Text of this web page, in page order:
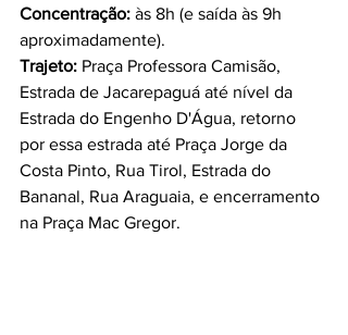
Concentração: às 8h (e saída às 9h
aproximadamente).
Trajeto: Praça Professora Camisão,
Estrada de Jacarepaguá até nível da
Estrada do Engenho D'Água, retorno
por essa estrada até Praça Jorge da
Costa Pinto, Rua Tirol, Estrada do
Bananal, Rua Araguaia, e encerramento
na Praça Mac Gregor.